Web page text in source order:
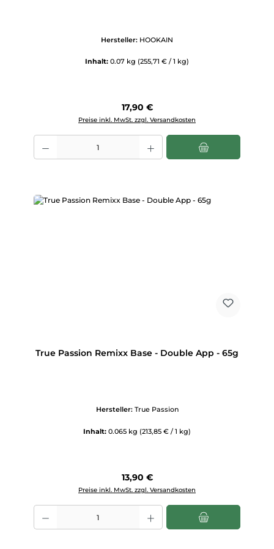
Hersteller: HOOKAIN
Inhalt: 0.07 kg (255,71 € / 1 kg)
Regulärer Preis:
17,90 €
Preise inkl. MwSt. zzgl. Versandkosten
Produkt Anzahl: Gib den gewünschten Wert ein oder benutze die
True Passion Remixx Base - Double App - 65g
Hersteller: True Passion
Inhalt: 0.065 kg (213,85 € / 1 kg)
Regulärer Preis:
13,90 €
Preise inkl. MwSt. zzgl. Versandkosten
Produkt Anzahl: Gib den gewünschten Wert ein oder benutze die